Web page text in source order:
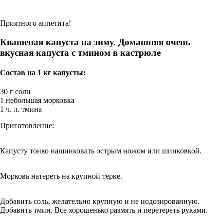
Приятного аппетита!
Квашеная капуста на зиму. Домашняя очень
вкусная капуста с тмином в кастрюле
Состав на 1 кг капусты:
30 г соли
1 небольшая морковка
1 ч. л. тмина
Приготовление:
Капусту тонко нашинковать острым ножом или шинковкой.
Морковь натереть на крупной терке.
Добавить соль, желательно крупную и не иодозированную.
Добавить тмин. Все хорошенько размять и перетереть руками.